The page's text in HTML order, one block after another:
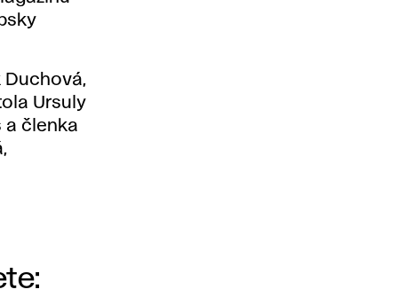
Duchová,
Ursuly
a členka